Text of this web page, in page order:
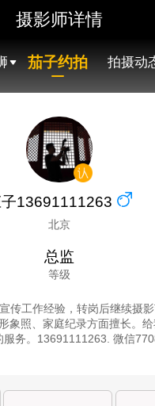
摄影师详情
茄子约拍 拍摄动
13691111263
北京
总监
等级
传工作经验，转岗后继续摄
象照、家庭纪录方面擅长。
服务。13691111263. 微信